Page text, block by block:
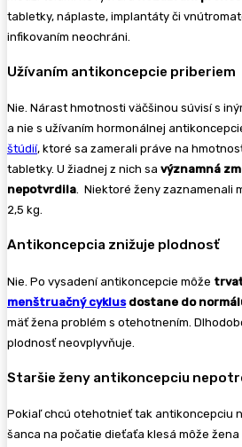
tabletky, náplaste, implantáty či
infikovaním neochráni.
Užívaním antikoncepcie priberiem
Nie. Nárast hmotnosti väčšinou súvisí s
a nie s užívaním hormonálnej
štúdií, ktoré sa zamerali práve na
tabletky. U žiadnej z nich sa významná
nepotvrdila. Niektoré ženy zaznamenali
2,5 kg.
Antikoncepcia znižuje plodnosť
Nie. Po vysadení antikoncepcie môže trvať
menštruačný cyklusdostane do
mäť žena problém s otehotnením.
plodnosť neovplyvňuje.
Staršie ženy antikoncepciu
Pokiaľ chcú otehotnieť tak antikoncepciu
šanca na počatie dieťaťa klesá môže žena